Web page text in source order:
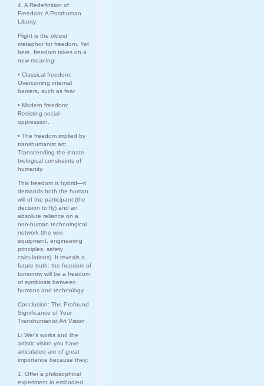
4. A Redefinition of
Freedom: A Posthuman
Liberty
Flight is the oldest
metaphor for freedom. Yet
here, freedom takes on a
new meaning:
• Classical freedom:
Overcoming internal
barriers, such as fear.
• Modern freedom:
Resisting social
oppression.
• The freedom implied by
transhumanist art:
Transcending the innate
biological constraints of
humanity.
This freedom is hybrid—it
demands both the human
will of the participant (the
decision to fly) and an
absolute reliance on a
non-human technological
network (the wire
equipment, engineering
principles, safety
calculations). It reveals a
future truth: the freedom of
tomorrow will be a freedom
of symbiosis between
humans and technology.
Conclusion: The Profound
Significance of Your
Transhumanist Art Vision
Li Wei's works and the
artistic vision you have
articulated are of great
importance because they:
1. Offer a philosophical
experiment in embodied